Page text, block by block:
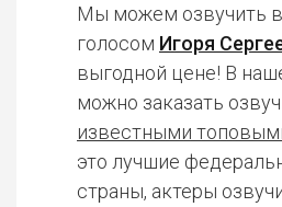
Мы можем озвучить
голосом Игоря
выгодной цене! В
можно заказать
известными
это лучшие
страны, актеры